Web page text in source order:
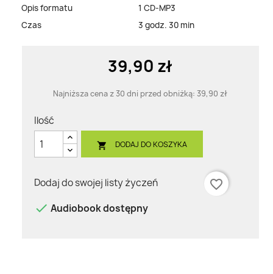
Opis formatu
1 CD-MP3
Czas
3 godz. 30 min
39,90 zł
Najniższa cena z 30 dni przed obniżką: 39,90 zł
Ilość
 DODAJ DO KOSZYKA
Dodaj do swojej listy życzeń
favorite_border
 Audiobook dostępny